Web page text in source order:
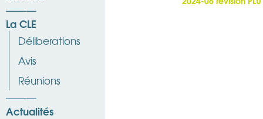
La CLE
Déliberations
Avis
Réunions
Actualités